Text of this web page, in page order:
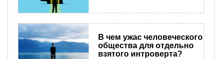
В чем ужас человеческого
общества для отдельно
взятого интроверта?